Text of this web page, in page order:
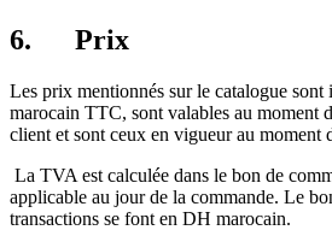
6. Prix
Les prix mentionnés sur le catalogue sont
marocain TTC, sont valables au moment
client et sont ceux en vigueur au moment
La TVA est calculée dans le bon de
applicable au jour de la commande. Le
transactions se font en DH marocain.